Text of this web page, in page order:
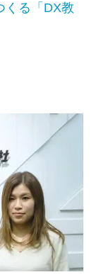
くる「DX教